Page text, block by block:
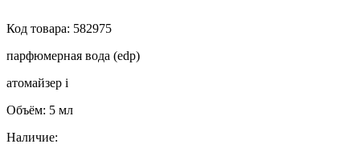
Код товара: 582975
парфюмерная вода (edp)
атомайзер i
Объём: 5 мл
Наличие: